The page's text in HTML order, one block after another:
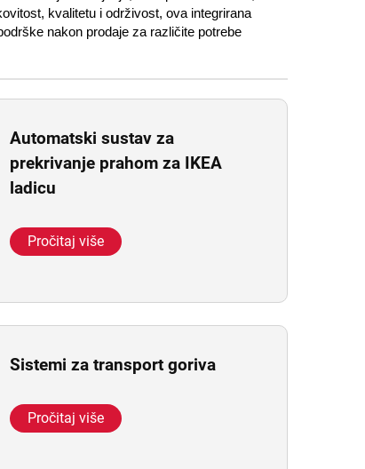
kvalitetu i održivost, ova integrirana
nakon prodaje za različite potrebe
Automatski sustav za
prekrivanje prahom za IKEA
ladicu
Pročitaj više
Sistemi za transport goriva
Pročitaj više